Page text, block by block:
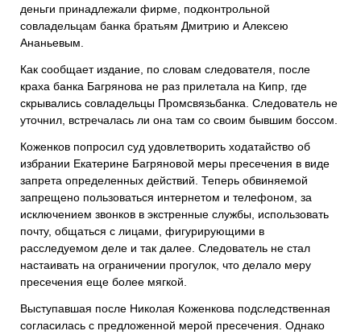
деньги принадлежали фирме, подконтрольной
совладельцам банка братьям Дмитрию и Алексею
Ананьевым.
Как сообщает издание, по словам следователя, после
краха банка Багрянова не раз прилетала на Кипр, где
скрывались совладельцы Промсвязьбанка. Следователь не
уточнил, встречалась ли она там со своим бывшим боссом.
Коженков попросил суд удовлетворить ходатайство об
избрании Екатерине Багряновой меры пресечения в виде
запрета определенных действий. Теперь обвиняемой
запрещено пользоваться интернетом и телефоном, за
исключением звонков в экстренные службы, использовать
почту, общаться с лицами, фигурирующими в
расследуемом деле и так далее. Следователь не стал
настаивать на ограничении прогулок, что делало меру
пресечения еще более мягкой.
Выступавшая после Николая Коженкова подследственная
согласилась с предложенной мерой пресечения. Однако